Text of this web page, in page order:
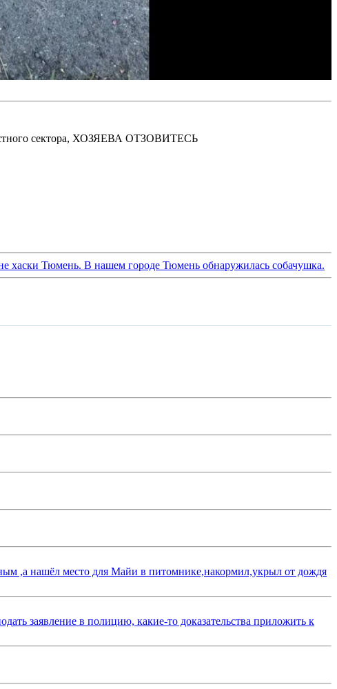
сектора, ХОЗЯЕВА ОТЗОВИТЕСЬ
хаски Тюмень. В нашем городе Тюмень обнаружилась собачушка.
,а нашёл место для Майи в питомнике,накормил,укрыл от дождя
заявление в полицию, какие-то доказательства приложить к